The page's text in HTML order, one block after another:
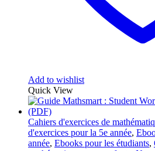
Add to wishlist
Quick View
Cahiers d'exercices de
d'exercices pour la 5e année,
année, Ebooks pour les étudiants,